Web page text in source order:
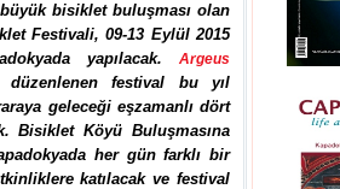
bisiklet buluşması olan
Festivali, 09-13 Eylül 2015
yapılacak. Argeus
düzenlenen festival bu yıl
geleceği eşzamanlı dört
Köyü Buluşmasına
her gün farklı bir
katılacak ve festival